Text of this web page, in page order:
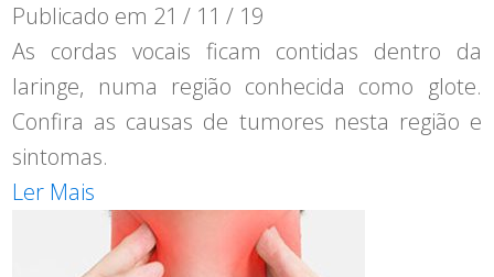
Publicado em 21 / 11 / 19
As cordas vocais ficam contidas dentro da
laringe, numa região conhecida como glote.
Confira as causas de tumores nesta região e
sintomas.
Ler Mais